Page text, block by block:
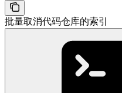
批量取消代码仓库的索引